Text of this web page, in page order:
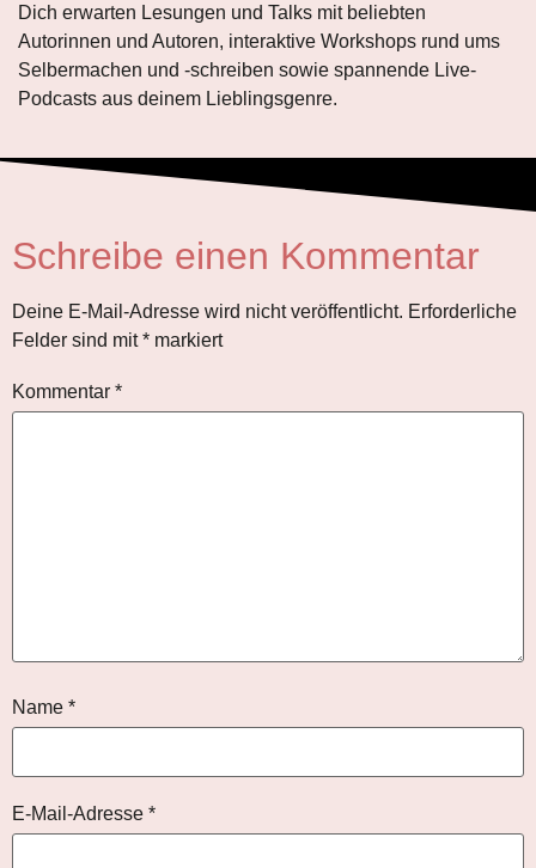
Dich erwarten Lesungen und Talks mit beliebten
Autorinnen und Autoren, interaktive Workshops rund ums
Selbermachen und -schreiben sowie spannende Live-
Podcasts aus deinem Lieblingsgenre.
Schreibe einen Kommentar
Deine E-Mail-Adresse wird nicht veröffentlicht. Erforderliche
Felder sind mit* markiert
Kommentar *
Name *
E-Mail-Adresse *